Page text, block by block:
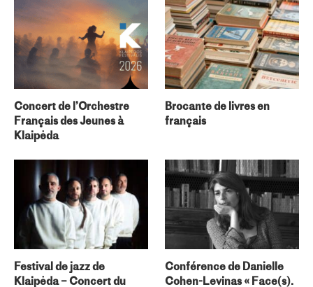
Concert de l’Orchestre
Français des Jeunes à
Klaipėda
Brocante de livres en
français
Festival de jazz de
Klaipėda – Concert du
Conférence de Danielle
Cohen-Levinas « Face(s).